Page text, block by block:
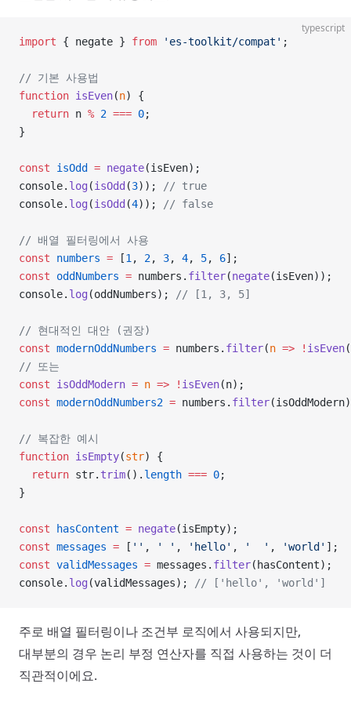
typescript
import { negate } from 'es-toolkit/compat' ;
// 기본 사용법
function isEven(n) {
  return
n % 2 === 0;
}
const isOdd = negate(isEven);
console. log (isOdd (3));
// true
console. log (isOdd (4)); // false
// 배열 필터링에서 사용
const numbers = [1 , 2, 3, 4, 5, 6];
const oddNumbers = numbers. filter(negate(isEven));
console. log (oddNumbers); // [1, 3, 5]
// 현대적인 대안 (권장)
const modernOddNumbers = numbers. filter(n => ! isEven
// 또는
const isOddModern = n => ! isEven(n);
const modernOddNumbers2 = numbers. filter
// 복잡한 예시
function isEmpty(str) {
  return
str. trim(). length === 0;
}
const hasContent = negate(isEmpty);
const messages = [ '' , ' ' , 'hello' , '  ' , 'world' ];
const validMessages = messages. filter(hasContent);
console. log (validMessages); // ['hello', 'world']
주로 배열 필터링이나 조건부 로직에서 사용되지만,
대부분의 경우 논리 부정 연산자를 직접 사용하는 것이 더
직관적이에요.